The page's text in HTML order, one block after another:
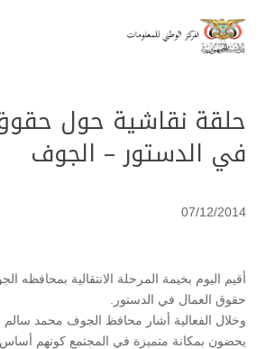
حلقة نقاشية حول
في الدستور – الجوف
07/12/2014
أقيم اليوم بخيمة المرحلة الانتقالية بمحافظه
حقوق العمال في الدستور.
وخلال الفعالية أشار محافظ الجوف محمد سالم
يحضون بمكانة متميزة في المجتمع كونهم أساس